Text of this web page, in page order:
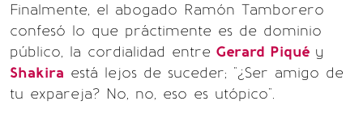
Finalmente, el abogado Ramón Tamborero
confesó lo que práctimente es de dominio
público, la cordialidad entre Gerard Piqué y
Shakira está lejos de suceder; "¿Ser amigo de
tu expareja? No, no, eso es utópico".